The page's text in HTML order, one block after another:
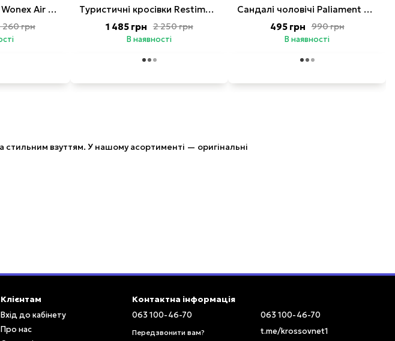
Стильні кросівки Wonex Air чоловічі замшеві, текстильні
260 грн
Туристичні кросівки Restime чоловічі сітка сірі 40р.
2 250 грн
1 485 грн
В наявності
Сандалі чоловічі Paliament чорні 40р.
990 грн
495 грн
В наявності
взуттям. У нашому асортименті — оригінальні
Клієнтам
Вхід до кабінету
Про нас
Контактна інформація
063 100-46-70
Передзвонити вам?
063 100-46-70
t.me/krossovnet1